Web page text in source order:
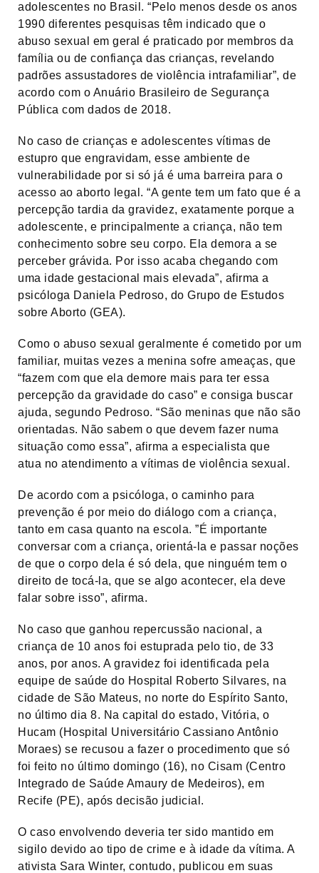
adolescentes no Brasil. “Pelo menos desde os anos
1990 diferentes pesquisas têm indicado que o
abuso sexual em geral é praticado por membros da
família ou de confiança das crianças, revelando
padrões assustadores de violência intrafamiliar”, de
acordo com o Anuário Brasileiro de Segurança
Pública com dados de 2018.
No caso de crianças e adolescentes vítimas de
estupro que engravidam, esse ambiente de
vulnerabilidade por si só já é uma barreira para o
acesso ao aborto legal. “A gente tem um fato que é a
percepção tardia da gravidez, exatamente porque a
adolescente, e principalmente a criança, não tem
conhecimento sobre seu corpo. Ela demora a se
perceber grávida. Por isso acaba chegando com
uma idade gestacional mais elevada”, afirma a
psicóloga Daniela Pedroso, do Grupo de Estudos
sobre Aborto (GEA).
Como o abuso sexual geralmente é cometido por um
familiar, muitas vezes a menina sofre ameaças, que
“fazem com que ela demore mais para ter essa
percepção da gravidade do caso” e consiga buscar
ajuda, segundo Pedroso. “São meninas que não são
orientadas. Não sabem o que devem fazer numa
situação como essa”, afirma a especialista que
atua no atendimento a vítimas de violência sexual.
De acordo com a psicóloga, o caminho para
prevenção é por meio do diálogo com a criança,
tanto em casa quanto na escola. ”É importante
conversar com a criança, orientá-la e passar noções
de que o corpo dela é só dela, que ninguém tem o
direito de tocá-la, que se algo acontecer, ela deve
falar sobre isso”, afirma.
No caso que ganhou repercussão nacional, a
criança de 10 anos foi estuprada pelo tio, de 33
anos, por anos. A gravidez foi identificada pela
equipe de saúde do Hospital Roberto Silvares, na
cidade de São Mateus, no norte do Espírito Santo,
no último dia 8. Na capital do estado, Vitória, o
Hucam (Hospital Universitário Cassiano Antônio
Moraes) se recusou a fazer o procedimento que só
foi feito no último domingo (16), no Cisam (Centro
Integrado de Saúde Amaury de Medeiros), em
Recife (PE), após decisão judicial.
O caso envolvendo deveria ter sido mantido em
sigilo devido ao tipo de crime e à idade da vítima. A
ativista Sara Winter, contudo, publicou em suas